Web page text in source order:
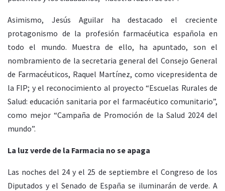
Asimismo, Jesús Aguilar ha destacado el creciente
protagonismo de la profesión farmacéutica española en
todo el mundo. Muestra de ello, ha apuntado, son el
nombramiento de la secretaria general del Consejo General
de Farmacéuticos, Raquel Martínez, como vicepresidenta de
la FIP; y el reconocimiento al proyecto “Escuelas Rurales de
Salud: educación sanitaria por el farmacéutico comunitario”,
como mejor “Campaña de Promoción de la Salud 2024 del
mundo”.
La luz verde de la Farmacia no se apaga
Las noches del 24 y el 25 de septiembre el Congreso de los
Diputados y el Senado de España se iluminarán de verde. A